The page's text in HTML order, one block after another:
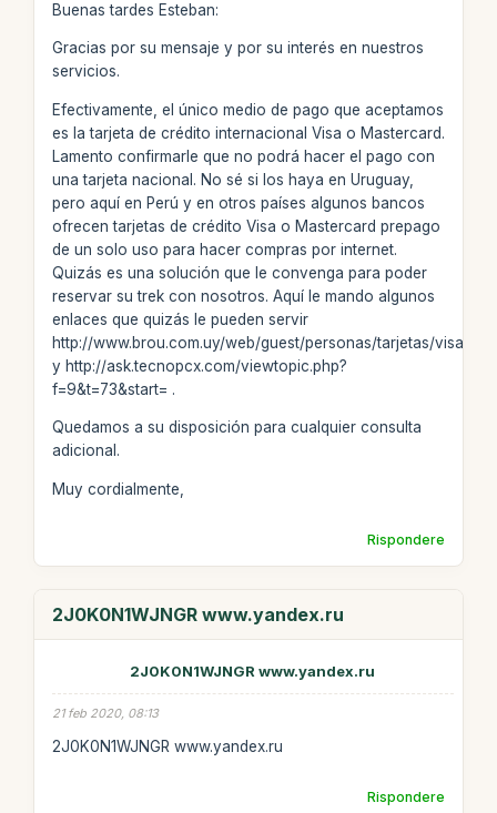
Buenas tardes Esteban:
Gracias por su mensaje y por su interés en nuestros
servicios.
Efectivamente, el único medio de pago que aceptamos
es la tarjeta de crédito internacional Visa o Mastercard.
Lamento confirmarle que no podrá hacer el pago con
una tarjeta nacional. No sé si los haya en Uruguay,
pero aquí en Perú y en otros países algunos bancos
ofrecen tarjetas de crédito Visa o Mastercard prepago
de un solo uso para hacer compras por internet.
Quizás es una solución que le convenga para poder
reservar su trek con nosotros. Aquí le mando algunos
enlaces que quizás le pueden servir
http://www.brou.com.uy/web/guest/personas/tarjetas/visa/
y http://ask.tecnopcx.com/viewtopic.php?
f=9&t=73&start= .
Quedamos a su disposición para cualquier consulta
adicional.
Muy cordialmente,
Rispondere
2J0K0N1WJNGR www.yandex.ru
2J0K0N1WJNGR www.yandex.ru
21 feb 2020, 08:13
2J0K0N1WJNGR www.yandex.ru
Rispondere